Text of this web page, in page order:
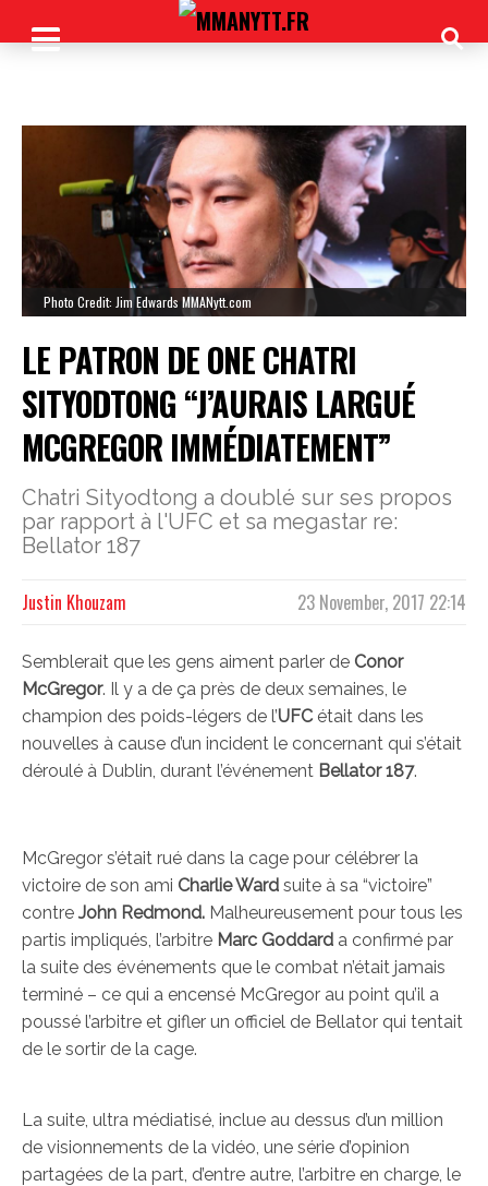
Photo Credit: Jim Edwards MMANytt.com
LE PATRON DE ONE CHATRI
SITYODTONG “J’AURAIS LARGUÉ
MCGREGOR IMMÉDIATEMENT”
Chatri Sityodtong a doublé sur ses propos
par rapport à l'UFC et sa megastar re:
Bellator 187
23 November, 2017 22:14
Justin Khouzam
Semblerait que les gens aiment parler de Conor
McGregor. Il y a de ça près de deux semaines, le
champion des poids-légers de l’UFC était dans les
nouvelles à cause d’un incident le concernant qui s’était
déroulé à Dublin, durant l’événement Bellator 187.
McGregor s’était rué dans la cage pour célébrer la
victoire de son ami Charlie Ward suite à sa “victoire”
contre John Redmond. Malheureusement pour tous les
partis impliqués, l’arbitre Marc Goddard a confirmé par
la suite des événements que le combat n’était jamais
terminé – ce qui a encensé McGregor au point qu’il a
poussé l’arbitre et gifler un officiel de Bellator qui tentait
de le sortir de la cage.
La suite, ultra médiatisé, inclue au dessus d’un million
de visionnements de la vidéo, une série d’opinion
partagées de la part, d’entre autre, l’arbitre en charge, le